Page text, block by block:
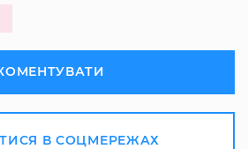
В СОЦМЕРЕЖАХ